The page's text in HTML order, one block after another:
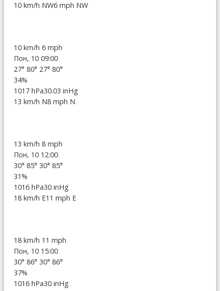
10 km/h NW6 mph NW
10 km/h 6 mph
Пон, 10 09:00
27° 80° 27° 80°
34%
1017 hPa30.03 inHg
13 km/h N8 mph N
13 km/h 8 mph
Пон, 10 12:00
30° 85° 30° 85°
31%
1016 hPa30 inHg
18 km/h E11 mph E
18 km/h 11 mph
Пон, 10 15:00
30° 86° 30° 86°
37%
1016 hPa30 inHg